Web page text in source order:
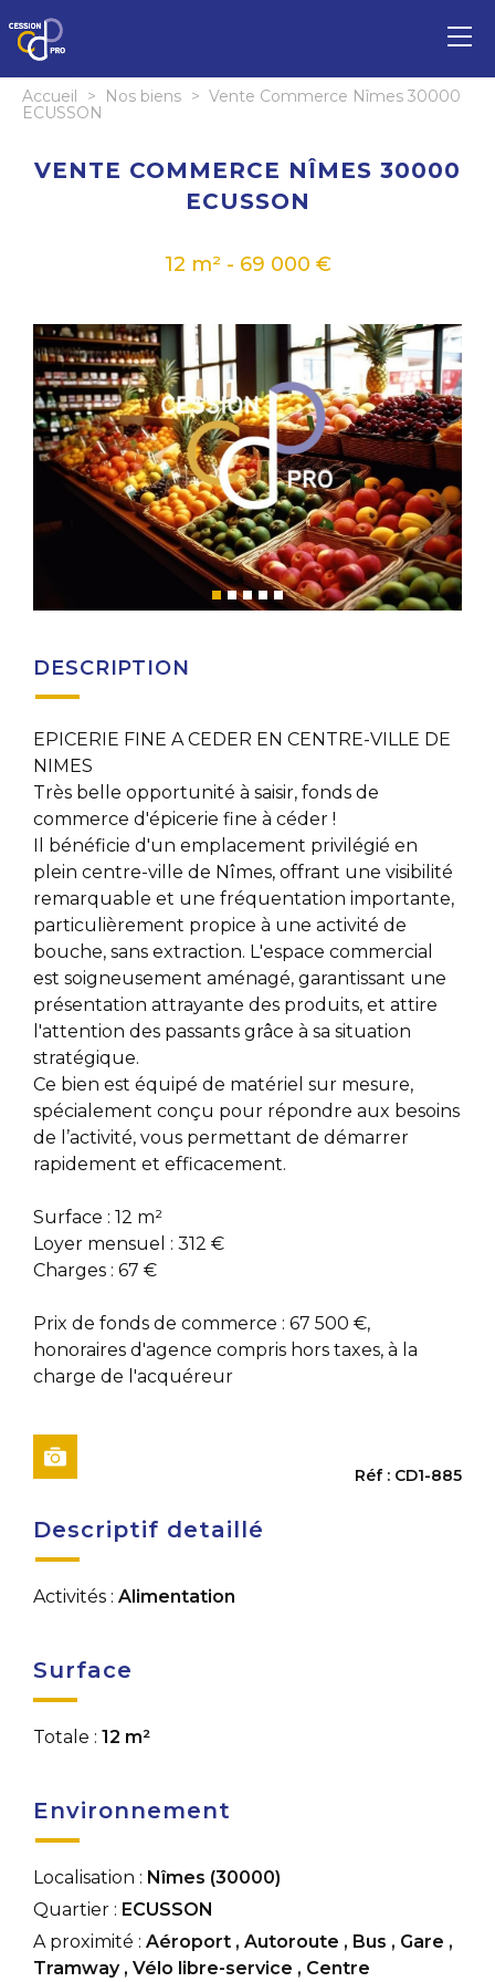
Accueil > Nos biens > Vente Commerce Nîmes 30000
ECUSSON
VENTE COMMERCE NÎMES 30000
ECUSSON
12 m² - 69 000 €
DESCRIPTION
EPICERIE FINE A CEDER EN CENTRE-VILLE DE
NIMES
Très belle opportunité à saisir, fonds de
commerce d'épicerie fine à céder !
Il bénéficie d'un emplacement privilégié en
plein centre-ville de Nîmes, offrant une visibilité
remarquable et une fréquentation importante,
particulièrement propice à une activité de
bouche, sans extraction. L'espace commercial
est soigneusement aménagé, garantissant une
présentation attrayante des produits, et attire
l'attention des passants grâce à sa situation
stratégique.
Ce bien est équipé de matériel sur mesure,
spécialement conçu pour répondre aux besoins
de l’activité, vous permettant de démarrer
rapidement et efficacement.
Surface : 12 m²
Loyer mensuel : 312 €
Charges : 67 €
Prix de fonds de commerce : 67 500 €,
honoraires d'agence compris hors taxes, à la
charge de l'acquéreur
Réf : CD1-885
Descriptif detaillé
Activités : Alimentation
Surface
Totale : 12 m²
Environnement
Localisation : Nîmes (30000)
Quartier : ECUSSON
A proximité : Aéroport , Autoroute , Bus , Gare ,
Tramway , Vélo libre-service , Centre